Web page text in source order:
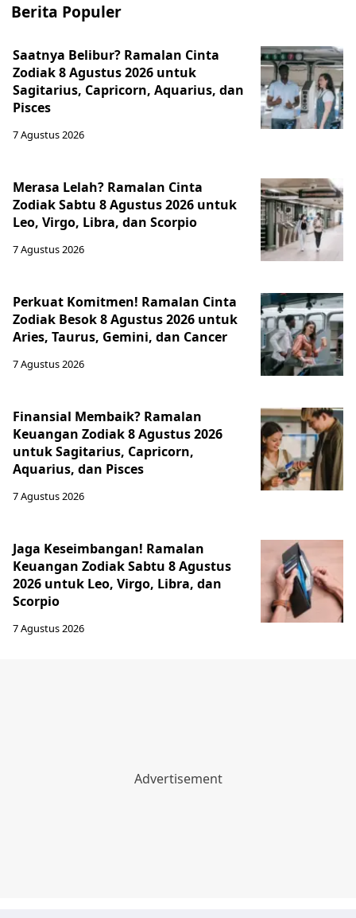
Berita Populer
Saatnya Belibur? Ramalan Cinta
Zodiak 8 Agustus 2026 untuk
Sagitarius, Capricorn, Aquarius, dan
Pisces
7 Agustus 2026
Merasa Lelah? Ramalan Cinta
Zodiak Sabtu 8 Agustus 2026 untuk
Leo, Virgo, Libra, dan Scorpio
7 Agustus 2026
Perkuat Komitmen! Ramalan Cinta
Zodiak Besok 8 Agustus 2026 untuk
Aries, Taurus, Gemini, dan Cancer
7 Agustus 2026
Finansial Membaik? Ramalan
Keuangan Zodiak 8 Agustus 2026
untuk Sagitarius, Capricorn,
Aquarius, dan Pisces
7 Agustus 2026
Jaga Keseimbangan! Ramalan
Keuangan Zodiak Sabtu 8 Agustus
2026 untuk Leo, Virgo, Libra, dan
Scorpio
7 Agustus 2026